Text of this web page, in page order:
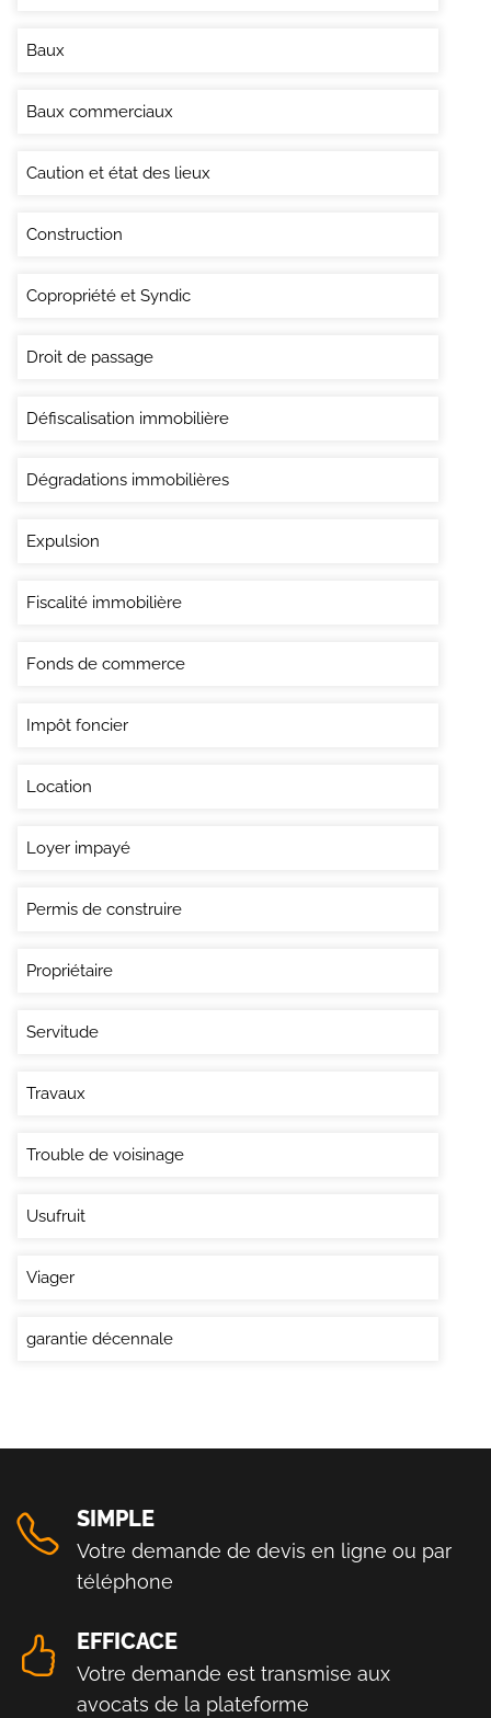
Baux
Baux commerciaux
Caution et état des lieux
Construction
Copropriété et Syndic
Droit de passage
Défiscalisation immobilière
Dégradations immobilières
Expulsion
Fiscalité immobilière
Fonds de commerce
Impôt foncier
Location
Loyer impayé
Permis de construire
Propriétaire
Servitude
Travaux
Trouble de voisinage
Usufruit
Viager
garantie décennale
SIMPLE
Votre demande de devis en ligne ou par
téléphone
EFFICACE
Votre demande est transmise aux
avocats de la plateforme